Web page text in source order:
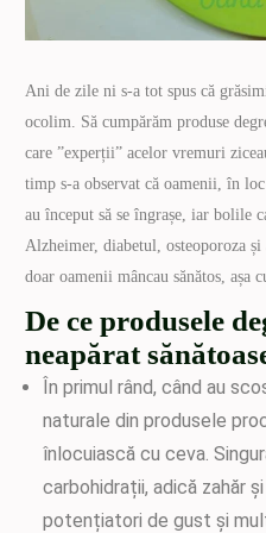
Ani de zile ni s-a tot spus că
ocolim. Să cumpărăm produse
care ”experții” acelor vremuri
timp s-a observat că oamenii, în loc
au început să se îngrașe, iar bolile
Alzheimer, diabetul, osteoporoza
doar oamenii mâncau sănătos, așa
De ce produsele
neapărat
În primul rând, când au
naturale din produsele
înlocuiască cu ceva.
carbohidrații, adică zahăr
potențiatori de gust și